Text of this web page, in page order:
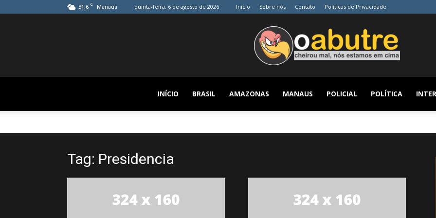
31.6 C Manaus quinta-feira, 6 de agosto de 2026 Início Sobre nós Contato Políticas de Privacidade
O
INÍCIO BRASIL AMAZONAS MANAUS POLICIAL POLÍTICA
Tag: Presidencia